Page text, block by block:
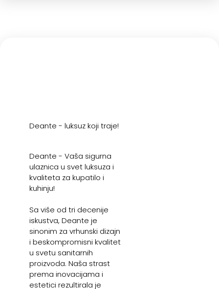
Deante - luksuz koji traje!
Deante - Vaša sigurna
ulaznica u svet luksuza i
kvaliteta za kupatilo i
kuhinju!
Sa više od tri decenije
iskustva, Deante je
sinonim za vrhunski dizajn
i beskompromisni kvalitet
u svetu sanitarnih
proizvoda. Naša strast
prema inovacijama i
estetici rezultirala je